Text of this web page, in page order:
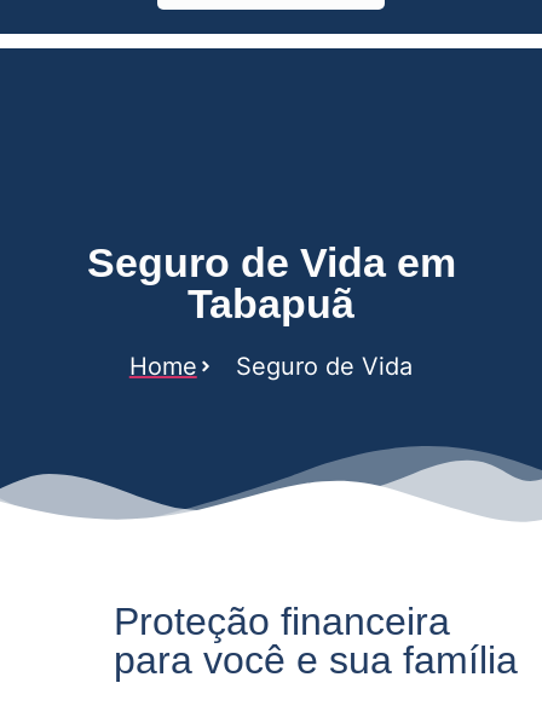
Seguro de Vida em
Tabapuã
Home Seguro de Vida
Proteção financeira
para você e sua família